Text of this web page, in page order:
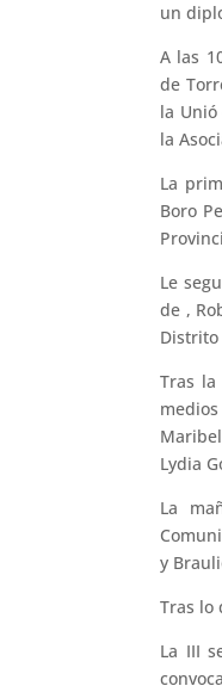
un
A las
de
la
la
La
Boro
Le
de ,
Distrito
Tras la
Lydia
La
y
Tras lo
La III